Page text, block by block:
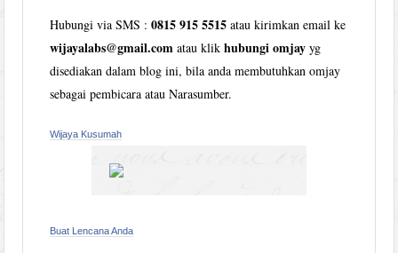
Hubungi via SMS :0815 915 5515 atau kirimkan email ke
wijayalabs@gmail.com atau klikhubungi omjay yg
disediakan dalam blog ini, bila anda membutuhkan omjay
sebagai pembicara atau Narasumber.
Wijaya Kusumah
Buat Lencana Anda